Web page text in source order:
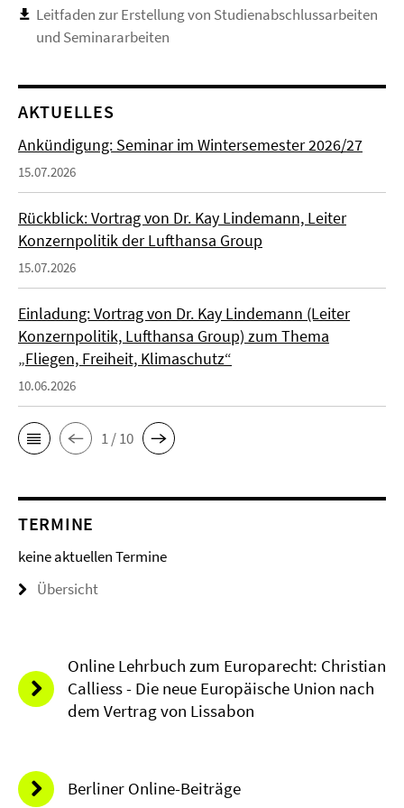
Leitfaden zur Erstellung von Studienabschlussarbeiten
und Seminararbeiten
AKTUELLES
Ankündigung: Seminar im Wintersemester 2026/27
15.07.2026
Rückblick: Vortrag von Dr. Kay Lindemann, Leiter
Konzernpolitik der Lufthansa Group
15.07.2026
Einladung: Vortrag von Dr. Kay Lindemann (Leiter
Konzernpolitik, Lufthansa Group) zum Thema
„Fliegen, Freiheit, Klimaschutz“
10.06.2026
1 / 10
TERMINE
keine aktuellen Termine
Übersicht
Online Lehrbuch zum Europarecht: Christian
Calliess - Die neue Europäische Union nach
dem Vertrag von Lissabon
Berliner Online-Beiträge